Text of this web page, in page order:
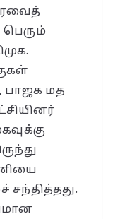
பாஜக மத
சந்தித்தது.